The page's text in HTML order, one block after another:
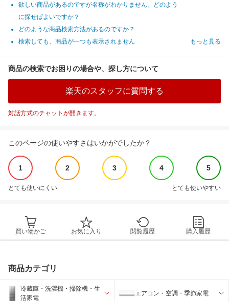
欲しい商品があるのですが名称がわかりません。どのよう
に探せばよいですか？
どのような商品検索方法があるのですか？
検索しても、商品が一つも表示されません
もっと見る
商品の検索でお困りの場合や、探し方について
楽天のスタッフに質問する
対話方式のチャットが開きます。
このページの使いやすさはいかがでしたか？
1 2 3 4 5
とても使いにくい とても使いやすい
買い物かご お気に入り 閲覧履歴 購入履歴
商品カテゴリ
冷蔵庫・洗濯機・掃除機・生
活家電
エアコン・空調・季節家電